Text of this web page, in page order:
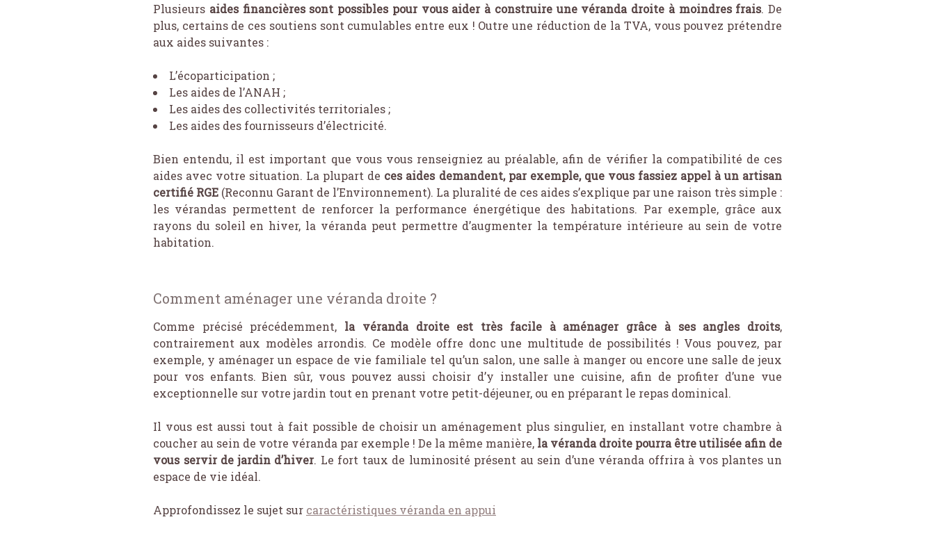
Plusieurs aides financières sont possibles pour vous aider à construire une véranda droite à moindres frais. De
plus, certains de ces soutiens sont cumulables entre eux ! Outre une réduction de la TVA, vous pouvez prétendre
aux aides suivantes :
L’écoparticipation ;
Les aides de l’ANAH ;
Les aides des collectivités territoriales ;
Les aides des fournisseurs d’électricité.
Bien entendu, il est important que vous vous renseigniez au préalable, afin de vérifier la compatibilité de ces
aides avec votre situation. La plupart de ces aides demandent, par exemple, que vous fassiez appel à un artisan
certifié RGE (Reconnu Garant de l’Environnement). La pluralité de ces aides s’explique par une raison très simple :
les vérandas permettent de renforcer la performance énergétique des habitations. Par exemple, grâce aux
rayons du soleil en hiver, la véranda peut permettre d’augmenter la température intérieure au sein de votre
habitation.
Comment aménager une véranda droite ?
Comme précisé précédemment, la véranda droite est très facile à aménager grâce à ses angles droits,
contrairement aux modèles arrondis. Ce modèle offre donc une multitude de possibilités ! Vous pouvez, par
exemple, y aménager un espace de vie familiale tel qu’un salon, une salle à manger ou encore une salle de jeux
pour vos enfants. Bien sûr, vous pouvez aussi choisir d’y installer une cuisine, afin de profiter d’une vue
exceptionnelle sur votre jardin tout en prenant votre petit-déjeuner, ou en préparant le repas dominical.
Il vous est aussi tout à fait possible de choisir un aménagement plus singulier, en installant votre chambre à
coucher au sein de votre véranda par exemple ! De la même manière, la véranda droite pourra être utilisée afin de
vous servir de jardin d’hiver. Le fort taux de luminosité présent au sein d’une véranda offrira à vos plantes un
espace de vie idéal.
Approfondissez le sujet sur caractéristiques véranda en appui